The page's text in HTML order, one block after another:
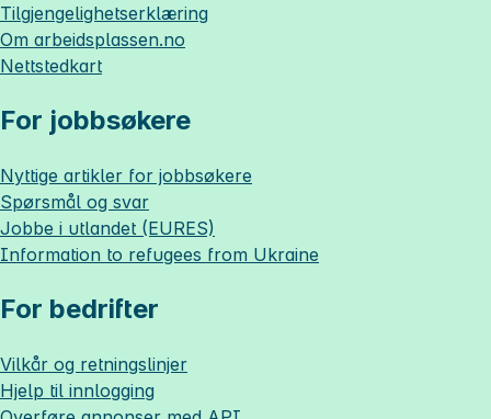
Tilgjengelighetserklæring
Om arbeidsplassen.no
Nettstedkart
For jobbsøkere
Nyttige artikler for jobbsøkere
Spørsmål og svar
Jobbe i utlandet (EURES)
Information to refugees from Ukraine
For bedrifter
Vilkår og retningslinjer
Hjelp til innlogging